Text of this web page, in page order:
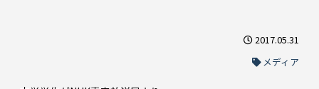
2017.05.31
メディア